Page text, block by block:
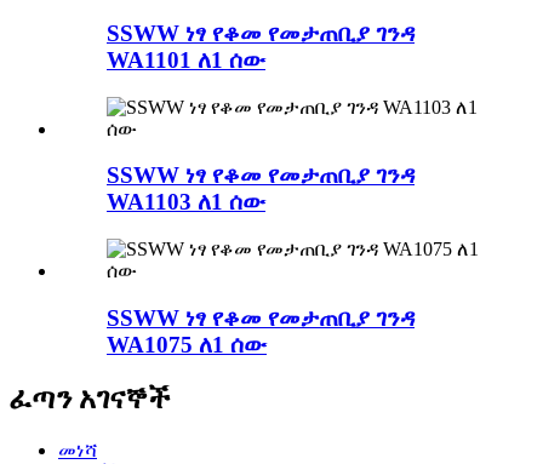
SSWW ነፃ የቆመ የመታጠቢያ ገንዳ
WA1101 ለ1 ሰው
SSWW ነፃ የቆመ የመታጠቢያ ገንዳ
WA1103 ለ1 ሰው
SSWW ነፃ የቆመ የመታጠቢያ ገንዳ
WA1075 ለ1 ሰው
ፈጣን አገናኞች
መነሻ